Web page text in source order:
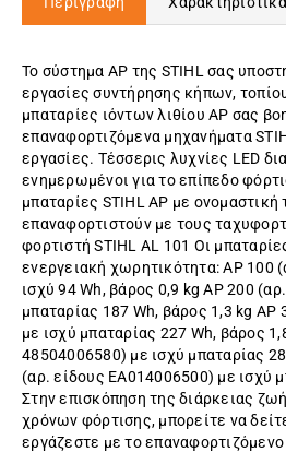
Το σύστημα AP της STIHL σας
εργασίες συντήρησης κήπων,
μπαταρίες ιόντων λιθίου AP σας
επαναφορτιζόμενα μηχανήματα
εργασίες. Τέσσερις λυχνίες LED
ενημερωμένοι για το επίπεδο
μπαταρίες STIHL AP με
επαναφορτιστούν με τους
φορτιστή STIHL AL 101 Οι
ενεργειακή χωρητικότητα: AP 100
ισχύ 94 Wh, βάρος 0,9 kg AP 200
μπαταρίας 187 Wh, βάρος 1,3 kg
με ισχύ μπαταρίας 227 Wh, βάρος
48504006580) με ισχύ μπαταρίας
(αρ. είδους EA014006500) με ισχύ
Στην επισκόπηση της διάρκειας
χρόνων φόρτισης, μπορείτε να
εργάζεστε με το